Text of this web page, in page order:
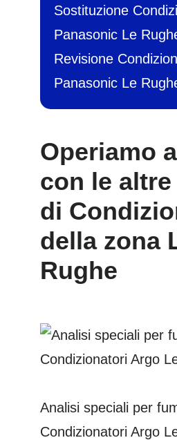
Sostituzione
Panasonic Le
Revisione
Panasonic Le
Operiamo
con le
di
della zona
Rughe
Analisi speciali per
Condizionatori Argo